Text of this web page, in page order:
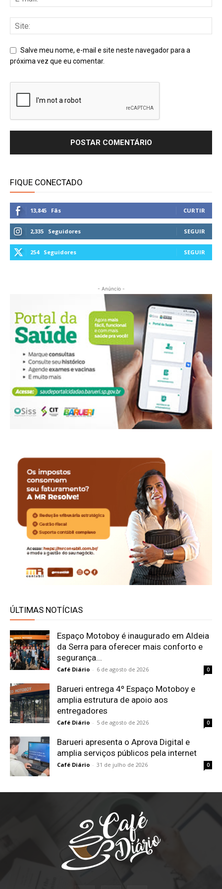
Salve meu nome, e-mail e site neste navegador para a
próxima vez que eu comentar.
FIQUE CONECTADO
13,845 Fãs CURTIR
2,335 Seguidores SEGUIR
254 Seguidores SEGUIR
- Anúncio -
ÚLTIMAS NOTÍCIAS
Espaço Motoboy é inaugurado em Aldeia
da Serra para oferecer mais conforto e
segurança...
Café Diário - 6 de agosto de 2026 0
Barueri entrega 4º Espaço Motoboy e
amplia estrutura de apoio aos
entregadores
Café Diário - 5 de agosto de 2026 0
Barueri apresenta o Aprova Digital e
amplia serviços públicos pela internet
Café Diário - 31 de julho de 2026 0